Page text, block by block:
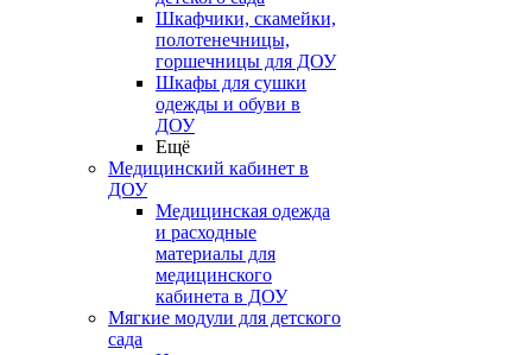
Шкафчики, скамейки,
полотенечницы,
горшечницы для ДОУ
Шкафы для сушки
одежды и обуви в
ДОУ
Ещё
Медицинский кабинет в
ДОУ
Медицинская одежда
и расходные
материалы для
медицинского
кабинета в ДОУ
Мягкие модули для детского
сада